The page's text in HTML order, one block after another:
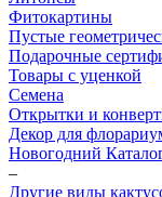
Фитокартины
Пустые
Подарочные
Товары с уценкой
Семена
Открытки и
Декор для
Новогодний
–
Другие виды